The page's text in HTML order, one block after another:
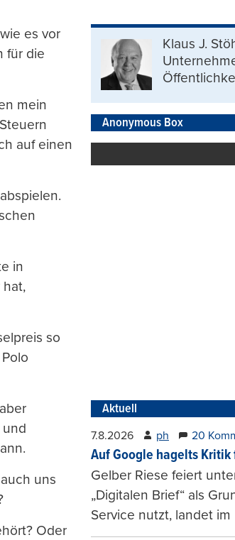
es vor
für die
mein
auf einen
in
so
und
uns
Oder
Klaus J.
Anonymous Box
Aktuell
7.8.2026 ph 20
Auf Google hagelts Kritik
Gelber Riese feiert
„Digitalen Brief“ als
Service nutzt, landet